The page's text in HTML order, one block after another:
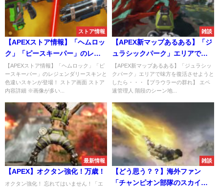
ストア情報
【APEXストア情報】「ヘムロッ
ク」「ピースキーパー」のレジ
ェンダリースキンと色違いスキ
ンが登場！
【APEXストア情報】「ヘムロック」「ピ
ースキーパー」のレジェンダリースキンと
色違いスキンが登場！ ストア画面 ストア
内容詳細 ※画像が多い...
雑談
【APEX新マップあるある】「ジ
ュラシックパーク」エリアで味
方を復活させようとした
ら・・・【プラウラーの群れ】
【APEX新マップあるある】「ジュラシッ
クパーク」エリアで味方を復活させようと
したら・・・【プラウラーの群れ】 エペ
速管理人 階段のシーン地...
最新情報
【APEX】オクタン強化！万歳！
オクタン強化！ 忘れてはいません！「エ
雑談
【どう思う？？】海外ファン
「チャンピオン部隊のスカイダ